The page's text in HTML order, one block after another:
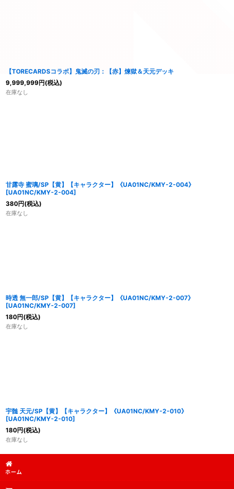
【TORECARDSコラボ】鬼滅の刃：【赤】煉獄＆天元デッキ
9,999,999円(税込)
在庫なし
甘露寺 蜜璃/SP【黄】【キャラクター】《UA01NC/KMY-2-004》
[UA01NC/KMY-2-004]
380円(税込)
在庫なし
時透 無一郎/SP【黄】【キャラクター】《UA01NC/KMY-2-007》
[UA01NC/KMY-2-007]
180円(税込)
在庫なし
宇髄 天元/SP【黄】【キャラクター】《UA01NC/KMY-2-010》
[UA01NC/KMY-2-010]
180円(税込)
在庫なし
ホーム